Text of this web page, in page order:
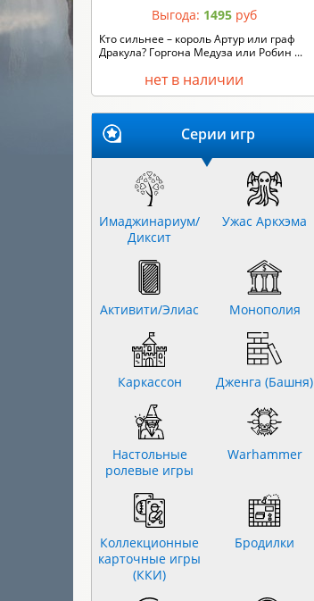
Выгода: 1495 руб
Кто сильнее – король Артур или граф
Дракула? Горгона Медуза или Робин ...
нет в наличии
Серии игр
Имаджинариум/
Диксит
Ужас Аркхэма
Активити/Элиас Монополия
Каркассон Дженга (Башня)
Настольные
ролевые игры
Warhammer
Коллекционные
карточные игры
(ККИ)
Бродилки